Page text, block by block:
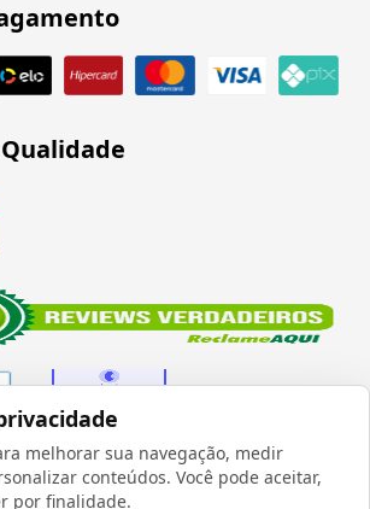
melhorar sua navegação, medir
conteúdos. Você pode aceitar,
por finalidade.